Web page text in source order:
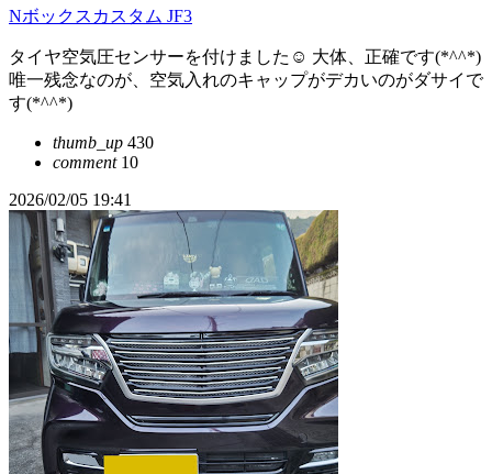
Nボックスカスタム JF3
タイヤ空気圧センサーを付けました☺️ 大体、正確です(*^^*)
唯一残念なのが、空気入れのキャップがデカいのがダサイで
す(*^^*)
thumb_up 430
comment10
2026/02/05 19:41